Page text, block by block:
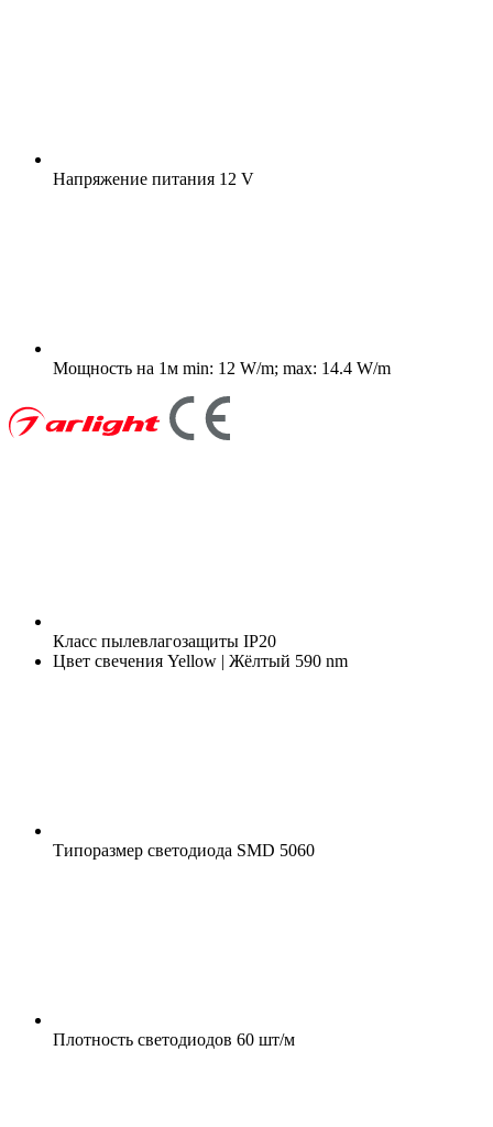
Напряжение питания 12 V
Мощность на 1м min: 12 W/m; max: 14.4 W/m
Класс пылевлагозащиты IP20
Цвет свечения Yellow | Жёлтый 590 nm
Типоразмер светодиода SMD 5060
Плотность светодиодов 60 шт/м